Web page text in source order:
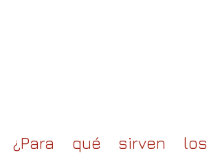
¿Para qué sirven los